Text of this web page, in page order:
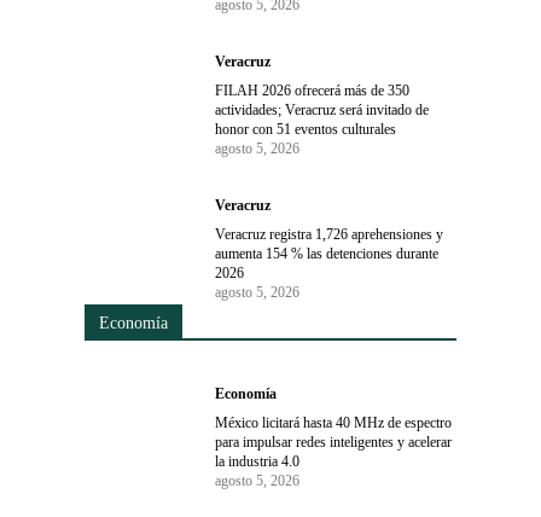
agosto 5, 2026
Veracruz
FILAH 2026 ofrecerá más de 350
actividades; Veracruz será invitado de
honor con 51 eventos culturales
agosto 5, 2026
Veracruz
Veracruz registra 1,726 aprehensiones y
aumenta 154 % las detenciones durante
2026
agosto 5, 2026
Economía
Economía
México licitará hasta 40 MHz de espectro
para impulsar redes inteligentes y acelerar
la industria 4.0
agosto 5, 2026